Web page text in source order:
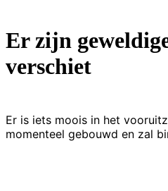
Er zijn
verschiet
Er is iets moois in het
momenteel gebouwd en zal